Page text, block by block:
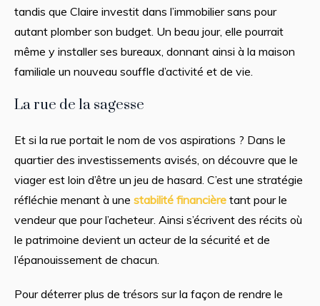
tandis que Claire investit dans l’immobilier sans pour
autant plomber son budget. Un beau jour, elle pourrait
même y installer ses bureaux, donnant ainsi à la maison
familiale un nouveau souffle d’activité et de vie.
La rue de la sagesse
Et si la rue portait le nom de vos aspirations ? Dans le
quartier des investissements avisés, on découvre que le
viager est loin d’être un jeu de hasard. C’est une stratégie
réfléchie menant à une stabilité financière tant pour le
vendeur que pour l’acheteur. Ainsi s’écrivent des récits où
le patrimoine devient un acteur de la sécurité et de
l’épanouissement de chacun.
Pour déterrer plus de trésors sur la façon de rendre le